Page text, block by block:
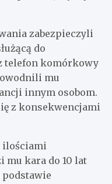
zabezpieczyli
do
telefon komórkowy
mu
innym osobom.
z konsekwencjami
ilościami
mu kara do 10 lat
podstawie